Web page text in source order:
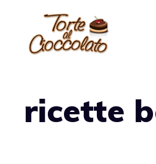
contenuto
ricette